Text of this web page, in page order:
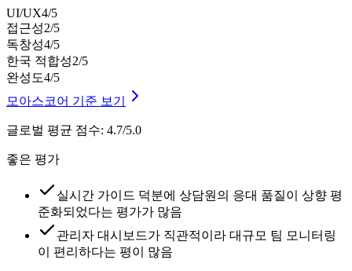
UI/UX4/5
접근성2/5
독창성4/5
한국 적합성2/5
완성도4/5
모아스코어 기준 보기
글로벌 평균 점수: 4.7/5.0
좋은 평가
실시간 가이드 덕분에 상담원의 응대 품질이 상향 평
준화되었다는 평가가 많음
관리자 대시보드가 직관적이라 대규모 팀 모니터링
이 편리하다는 평이 많음